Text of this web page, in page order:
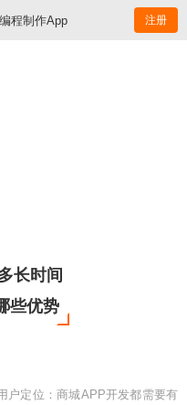
程制作App 注册
长时间
些优势
户定位：商城APP开发都需要有